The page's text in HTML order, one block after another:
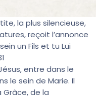
la plus silencieuse,
reçoit l’annonce
un Fils et tu Lui
entre dans le
le sein de Marie. Il
Grâce, de la